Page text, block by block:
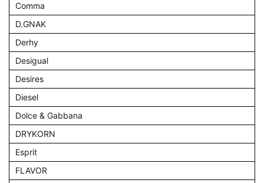
Comma
D.GNAK
Derhy
Desigual
Desires
Diesel
Dolce & Gabbana
DRYKORN
Esprit
FLAVOR